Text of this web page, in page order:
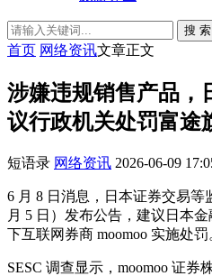
搜 索
首页 网络资讯文章正文
涉嫌违规销售产品，
议行政机关处罚富途
短语录 网络资讯 2026-06-09
6 月 8 日消息，日本证券交易等
月 5 日）发布公告，建议日本
下互联网券商 moomoo 实施处罚
SESC 调查显示，moomoo 证券